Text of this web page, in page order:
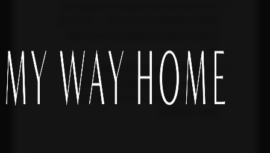
יחד.
Due Diligence טכנולוגי לפני חתימה – בדיקת
ארונות חשמל, תשתית תקשורת, בידוד תרמי
בפועל ורישוי תוכנות – הוא הגנה ישירה על